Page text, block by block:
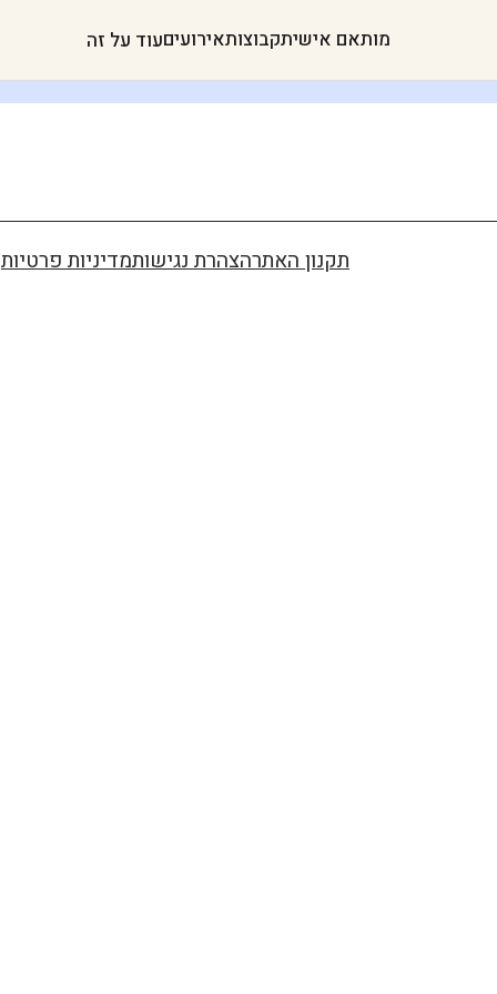
מותאם אישיתקבוצותאירועיםעוד על זה
תקנון האתרהצהרת נגישותמדיניות פרטיות